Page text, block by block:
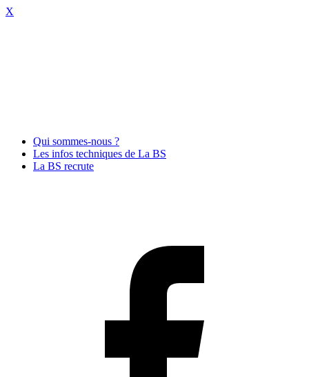
X
Qui sommes-nous ?
Les infos techniques de La BS
La BS recrute